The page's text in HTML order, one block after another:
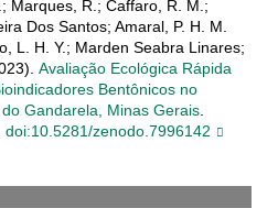
Marques, R.; Caffaro, R. M.;
Dos Santos; Amaral, P. H. M.
L. H. Y.; Marden Seabra Linares;
Avaliação Ecológica Rápida
Bentônicos no
Gandarela, Minas Gerais.
doi:10.5281/zenodo.7996142